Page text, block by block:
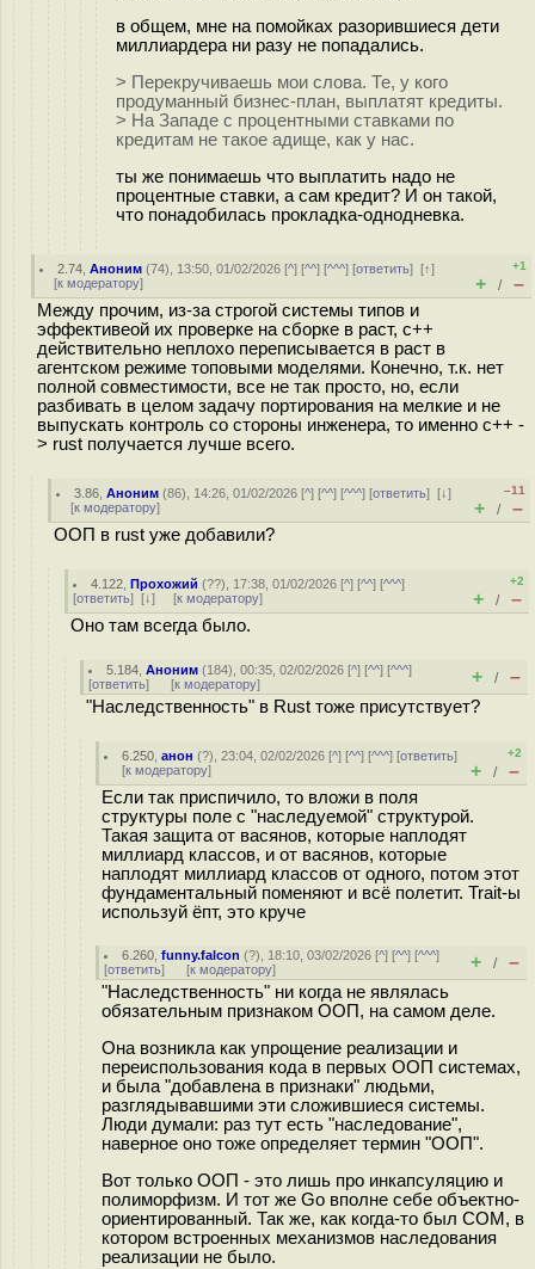
в общем, мне на помойках разорившиеся дети
миллиардера ни разу не попадались.
> Перекручиваешь мои слова. Те, у кого
продуманный бизнес-план, выплатят кредиты.
> На Западе с процентными ставками по
кредитам не такое адище, как у нас.
ты же понимаешь что выплатить надо не
процентные ставки, а сам кредит? И он такой,
что понадобилась прокладка-однодневка.
2.74 ,Аноним (74), 13:50, 01/02/2026 [^] [^^] [^^^] [ответить][↑]
[к модератору]
+1
+ / –
Между прочим, из-за строгой системы типов и
эффективеой их проверке на сборке в раст, c++
действительно неплохо переписывается в раст в
агентском режиме топовыми моделями. Конечно, т.к. нет
полной совместимости, все не так просто, но, если
разбивать в целом задачу портирования на мелкие и не
выпускать контроль со стороны инженера, то именно c++ -
> rust получается лучше всего.
3.86 ,Аноним (86), 14:26, 01/02/2026 [^] [^^] [^^^] [ответить][↓]
[к модератору]
–11
+ / –
ООП в rust уже добавили?
4.122 ,Прохожий (??), 17:38, 01/02/2026 [^] [^^] [^^^]
[ответить] [↓] [к модератору]
+2
+ / –
Оно там всегда было.
5.184 ,Аноним (184), 00:35, 02/02/2026 [^] [^^] [^^^]
[ответить] [к модератору] + / –
"Наследственность" в Rust тоже присутствует?
6.250 ,анон (?), 23:04, 02/02/2026 [^] [^^] [^^^] [ответить]
[к модератору]
+2
+ / –
Если так приспичило, то вложи в поля
структуры поле с "наследуемой" структурой.
Такая защита от васянов, которые наплодят
миллиард классов, и от васянов, которые
наплодят миллиард классов от одного, потом этот
фундаментальный поменяют и всё полетит. Trait-ы
используй ёпт, это круче
6.260 ,funny.falcon (?), 18:10, 03/02/2026 [^] [^^] [^^^]
[ответить] [к модератору] + / –
"Наследственность" ни когда не являлась
обязательным признаком ООП, на самом деле.
Она возникла как упрощение реализации и
переиспользования кода в первых ООП системах,
и была "добавлена в признаки" людьми,
разглядывавшими эти сложившиеся системы.
Люди думали: раз тут есть "наследование",
наверное оно тоже определяет термин "ООП".
Вот только ООП - это лишь про инкапсуляцию и
полиморфизм. И тот же Go вполне себе объектно-
ориентированный. Так же, как когда-то был COM, в
котором встроенных механизмов наследования
реализации не было.